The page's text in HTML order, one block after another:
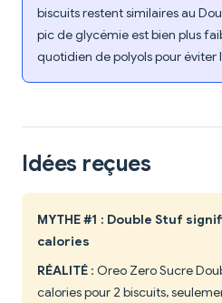
biscuits restent similaires au
pic de glycémie est bien plus
quotidien de polyols pour
Idées reçues
MYTHE #1 : Double Stuf
calories
RÉALITÉ : Oreo Zero Sucre
calories pour 2 biscuits,